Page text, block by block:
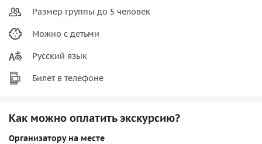
Размер группы до 5 человек
Можно с детьми
Русский язык
Билет в телефоне
Как можно оплатить экскурсию?
Организатору на месте